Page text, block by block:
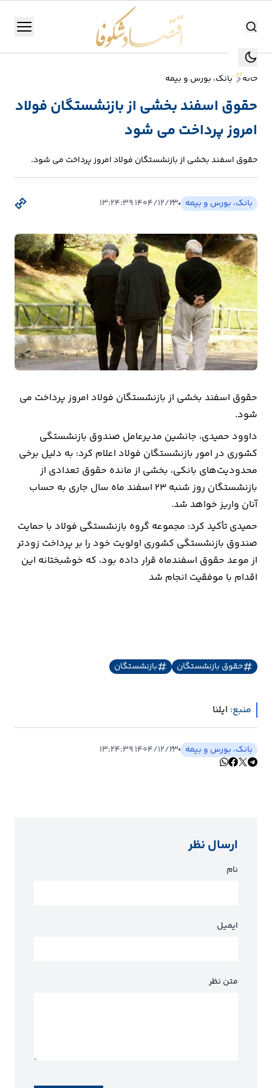
جستجو جستجو
منو
تولید
صنعت
انرژی
بانک،
بورس
و
بیمه
اقتصاد
جهان
بازار
تجارت
راه
و
مسکن
اقتصاد
ایران
ارتباطات
نوتیف
خانه بانک، بورس و بیمه
حقوق اسفند بخشی از بازنشستگان فولاد
امروز پرداخت می شود
حقوق اسفند بخشی از بازنشستگان فولاد امروز پرداخت می شود.
بانک، بورس و بیمه ۱۴۰۴/۱۲/۲۳ ۱۳:۲۴:۳۹
حقوق اسفند بخشی از بازنشستگان فولاد امروز پرداخت می
شود.
داوود حمیدی، جانشین مدیرعامل صندوق بازنشستگی
کشوری در امور بازنشستگان فولاد اعلام کرد: به دلیل برخی
محدودیت‌های بانکی، بخشی از مانده حقوق تعدادی از
بازنشستگان روز شنبه ۲۳ اسفند ماه سال جاری به حساب
آنان واریز خواهد شد.
حمیدی تأکید کرد: مجموعه گروه بازنشستگی فولاد با حمایت
صندوق بازنشستگی کشوری اولویت خود را بر پرداخت زودتر
از موعد حقوق اسفندماه قرار داده بود، که خوشبختانه این
اقدام با موفقیت انجام شد
حقوق بازنشستگان بازنشستگان
منبع: ایلنا
بانک، بورس و بیمه ۱۴۰۴/۱۲/۲۳ ۱۳:۲۴:۳۹
ارسال نظر
نام
ایمیل
متن نظر